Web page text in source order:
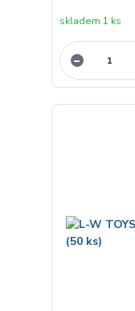
skladem 1 ks